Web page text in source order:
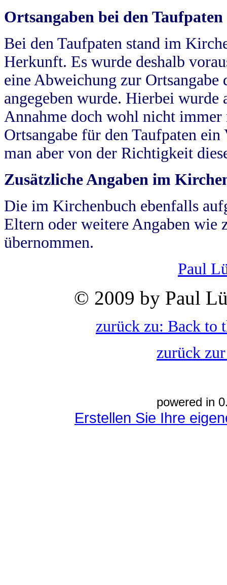
Ortsangaben bei den Taufpaten
Bei den Taufpaten stand im
Herkunft. Es wurde deshalb
eine Abweichung zur
angegeben wurde. Hierbei wurde
Annahme doch wohl nicht
Ortsangabe für den Taufpaten
man aber von der Richtigkeit
Zusätzliche Angaben im
Die im Kirchenbuch ebenfalls
Eltern oder weitere Angaben wie
übernommen.
Paul
© 2009 by Paul
zurück zu: Back to
zurück
powered in
Erstellen Sie Ihre